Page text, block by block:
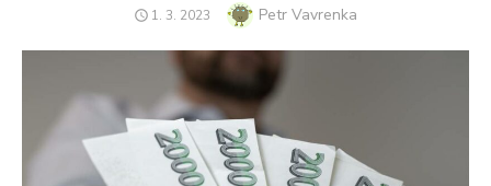
POSTED
1. 3. 2023 Author
Petr Vavrenka